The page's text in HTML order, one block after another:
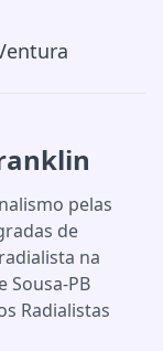
pelas
de
na
Sousa-PB
Radialistas